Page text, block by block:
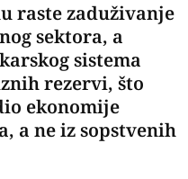
raste zaduživanje
sektora, a
sistema
rezervi, što
ekonomije
a ne iz sopstvenih